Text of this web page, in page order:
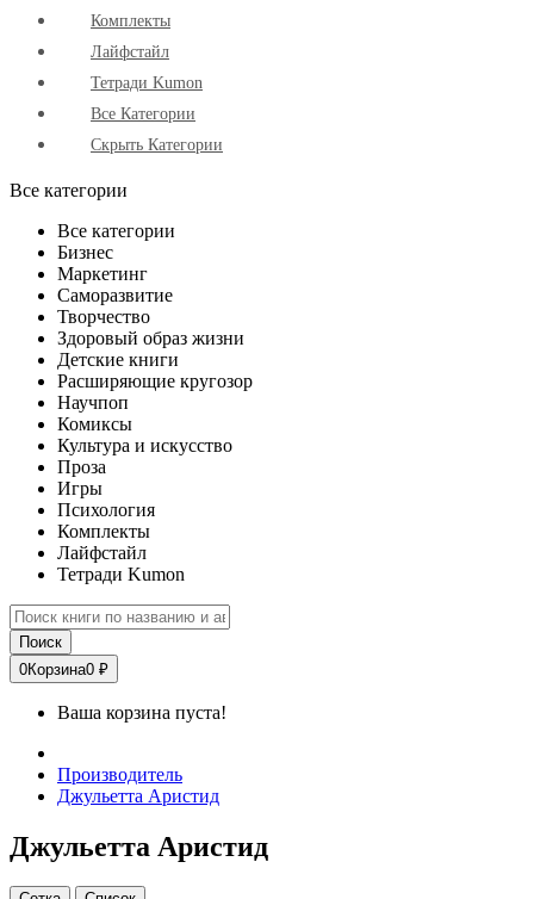
Комплекты
Лайфстайл
Тетради Kumon
Все Категории
Скрыть Категории
Все категории
Все категории
Бизнес
Маркетинг
Саморазвитие
Творчество
Здоровый образ жизни
Детские книги
Расширяющие кругозор
Научпоп
Комиксы
Культура и искусство
Проза
Игры
Психология
Комплекты
Лайфстайл
Тетради Kumon
Поиск
0Корзина0 ₽
Ваша корзина пуста!
Производитель
Джульетта Аристид
Джульетта Аристид